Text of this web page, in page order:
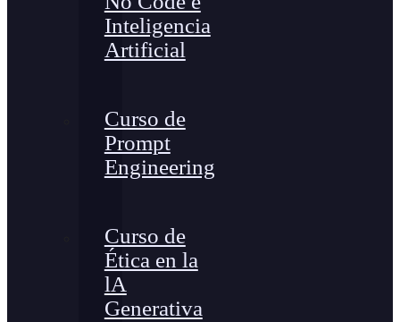
Inteligencia
Artificial
Curso de
Prompt
Engineering
Curso de
Ética en la
lA
Generativa